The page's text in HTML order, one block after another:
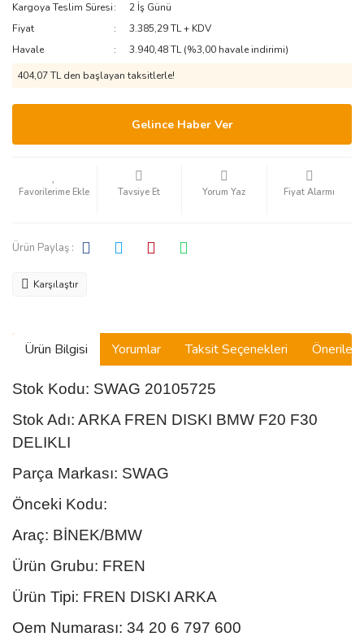
Kargoya Teslim Süresi
2 İş Günü
Fiyat
3.385,29 TL + KDV
Havale
3.940,48 TL (%3,00 havale indirimi)
404,07 TL den başlayan taksitlerle!
Gelince Haber Ver
Tavsiye Et Yorum Yaz Fiyat Alarmı
Ürün Paylaş :
Karşılaştır
Ürün Bilgisi Yorumlar Taksit Seçenekleri
Stok Kodu: SWAG 20105725
Stok Adı: ARKA FREN DISKI BMW F20 F30
DELIKLI
Parça Markası: SWAG
Önceki Kodu:
Araç: BİNEK/BMW
Ürün Grubu: FREN
Ürün Tipi: FREN DISKI ARKA
Oem Numarası: 34 20 6 797 600